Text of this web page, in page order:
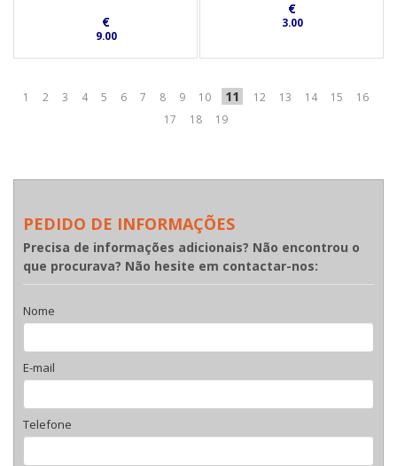
€
9.00
€
3.00
1 2 3 4 5 6 7 8 9 10 11 12 13 14 15
16
17
18 19
PEDIDO DE INFORMAÇÕES
Precisa de informações adicionais? Não encontrou o
que procurava? Não hesite em contactar-nos:
Nome
E-mail
Telefone